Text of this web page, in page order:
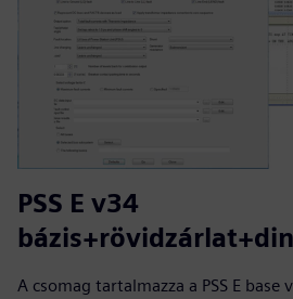
PSS E v34
A csomag tartalmazza a PSS E base